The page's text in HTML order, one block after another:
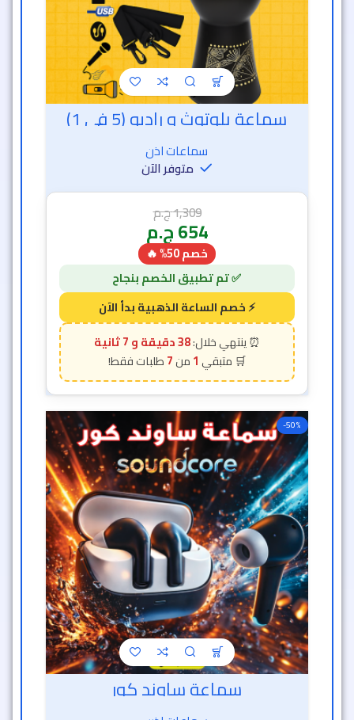
سماعة بلوتوث و راديو (5 في 1)
سماعات اذن
متوفر الآن
1,309ج.م
654ج.م
خصم 50% 🔥
38 دقيقة و 5 ثانية
1
7
-50%
سماعة ساوند كور